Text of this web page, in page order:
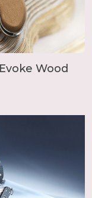
Wood